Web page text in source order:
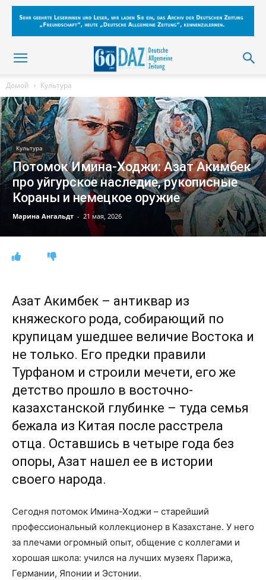
Домой Культура
Культура
Потомок Имина-Ходжи: Азат Акимбек
про уйгурское наследие, рукописные
Кораны и немецкое оружие
Марина Ангальдт - 21 мая, 2026
Азат Акимбек – антиквар из
княжеского рода, собирающий по
крупицам ушедшее величие Востока и
не только. Его предки правили
Турфаном и строили мечети, его же
детство прошло в восточно-
казахстанской глубинке – туда семья
бежала из Китая после расстрела
отца. Оставшись в четыре года без
опоры, Азат нашел ее в истории
своего народа.
Сегодня потомок Имина-Ходжи – старейший
профессиональный коллекционер в Казахстане. У него
за плечами огромный опыт, общение с коллегами и
хорошая школа: учился на лучших музеях Парижа,
Германии, Японии и Эстонии.